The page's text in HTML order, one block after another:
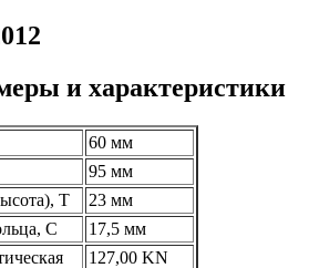
и характеристики
60 мм
95 мм
T
23 мм
С
17,5 мм
127,00 KN